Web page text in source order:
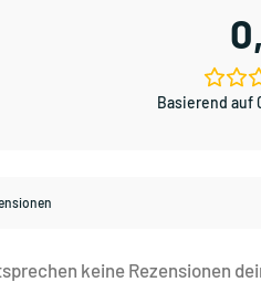
Basierend auf
keine Rezensionen